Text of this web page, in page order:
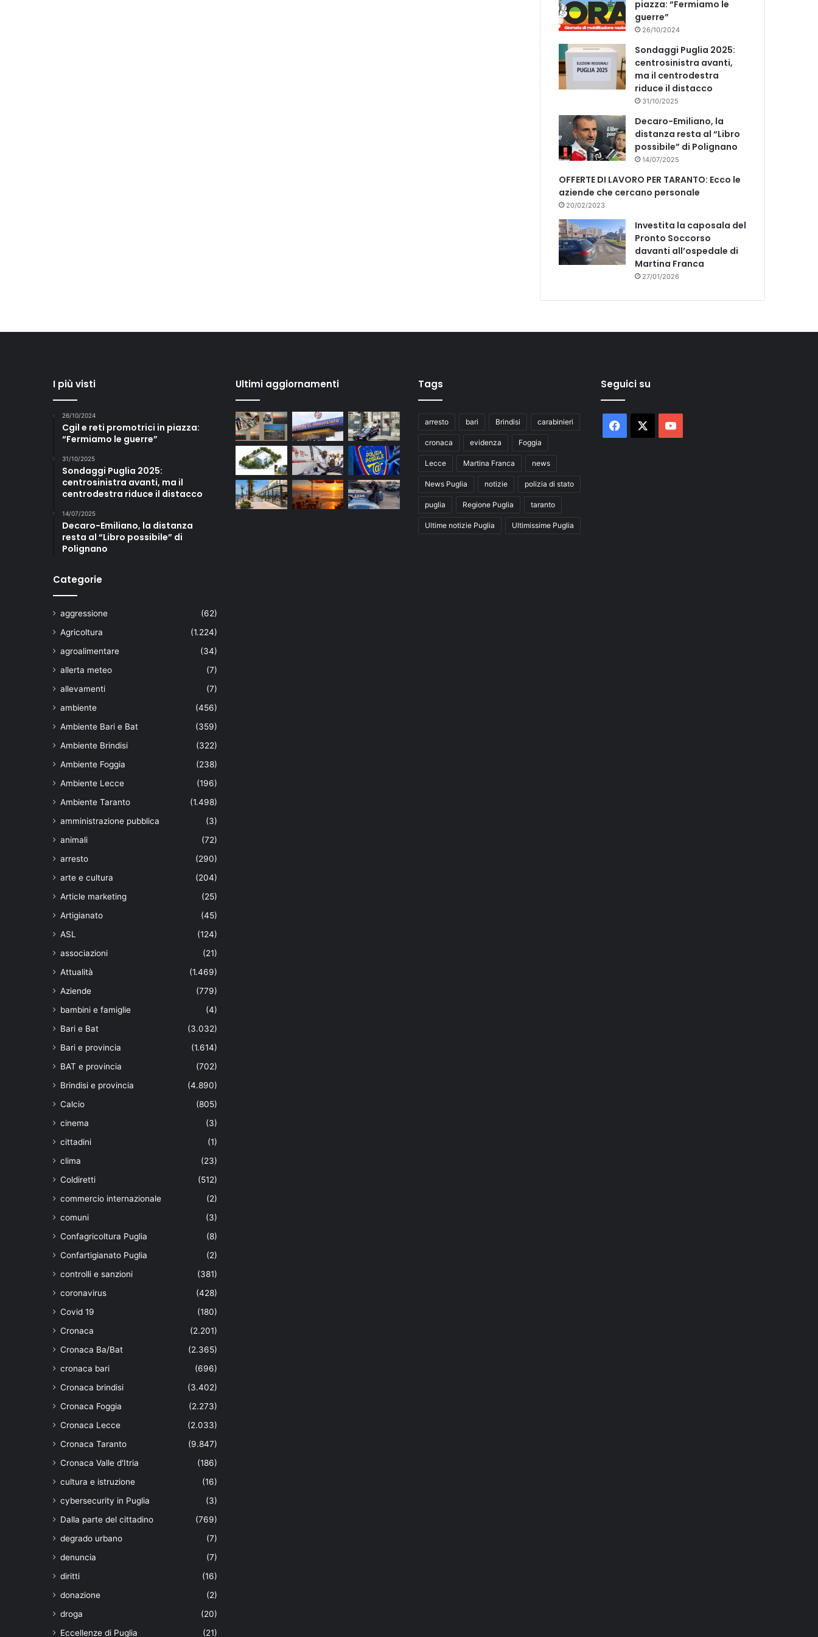
piazza: “Fermiamo le
guerre”
26/10/2024
Sondaggi Puglia 2025:
centrosinistra avanti,
ma il centrodestra
riduce il distacco
31/10/2025
Decaro-Emiliano, la
distanza resta al “Libro
possibile” di Polignano
14/07/2025
OFFERTE DI LAVORO PER TARANTO: Ecco le
aziende che cercano personale
20/02/2023
Investita la caposala del
Pronto Soccorso
davanti all’ospedale di
Martina Franca
27/01/2026
I più visti
26/10/2024
Cgil e reti promotrici in piazza:
“Fermiamo le guerre”
31/10/2025
Sondaggi Puglia 2025:
centrosinistra avanti, ma il
centrodestra riduce il distacco
14/07/2025
Decaro-Emiliano, la distanza
resta al “Libro possibile” di
Polignano
Categorie
aggressione
(62)
Agricoltura
(1.224)
agroalimentare
(34)
allerta meteo
(7)
allevamenti
(7)
ambiente
(456)
Ambiente Bari e Bat
(359)
Ambiente Brindisi
(322)
Ambiente Foggia
(238)
Ambiente Lecce
(196)
Ambiente Taranto
(1.498)
amministrazione pubblica
(3)
animali
(72)
arresto
(290)
arte e cultura
(204)
Article marketing
(25)
Artigianato
(45)
ASL
(124)
associazioni
(21)
Attualità
(1.469)
Aziende
(779)
bambini e famiglie
(4)
Bari e Bat
(3.032)
Bari e provincia
(1.614)
BAT e provincia
(702)
Brindisi e provincia
(4.890)
Calcio
(805)
cinema
(3)
cittadini
(1)
clima
(23)
Coldiretti
(512)
commercio internazionale
(2)
comuni
(3)
Confagricoltura Puglia
(8)
Confartigianato Puglia
(2)
controlli e sanzioni
(381)
coronavirus
(428)
Covid 19
(180)
Cronaca
(2.201)
Cronaca Ba/Bat
(2.365)
cronaca bari
(696)
Cronaca brindisi
(3.402)
Cronaca Foggia
(2.273)
Cronaca Lecce
(2.033)
Cronaca Taranto
(9.847)
Cronaca Valle d'Itria
(186)
cultura e istruzione
(16)
cybersecurity in Puglia
(3)
Dalla parte del cittadino
(769)
degrado urbano
(7)
denuncia
(7)
diritti
(16)
donazione
(2)
droga
(20)
Eccellenze di Puglia
(21)
Ultimi aggiornamenti Tags
arresto bari Brindisi carabinieri
cronaca evidenza Foggia
Lecce Martina Franca news
News Puglia notizie polizia di stato
puglia Regione Puglia taranto
Ultime notizie Puglia Ultimissime Puglia
Seguici su
Facebook